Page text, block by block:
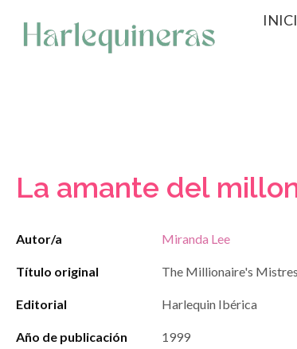
contenido
La amante del
Autor/a Miranda Lee
Título original The Millionaire's
Editorial Harlequin Ibérica
Año de publicación 1999